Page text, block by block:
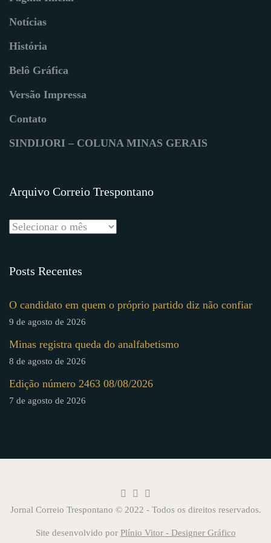
Notícias
História
Belô Gráfica
Versão Impressa
Contato
SINDIJORI – COLUNA MINAS GERAIS
Arquivo Correio Trespontano
Posts Recentes
O candidato em quem o próprio partido diz não confiar
9 de agosto de 2026
Minas registra queda do analfabetismo
8 de agosto de 2026
Edição número 2463 08/08/2026
7 de agosto de 2026
Jornal Correio Trespontano © 2022 - Todos os direitos reservados.
Site desenvolvido por Plínio Vitor - Designer Gráfico